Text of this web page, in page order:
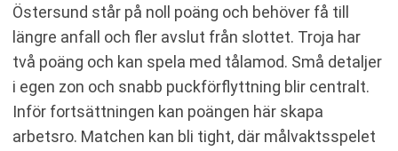
Östersund står på noll poäng och behöver få till
längre anfall och fler avslut från slottet. Troja har
två poäng och kan spela med tålamod. Små detaljer
i egen zon och snabb puckförflyttning blir centralt.
Inför fortsättningen kan poängen här skapa
arbetsro. Matchen kan bli tight, där målvaktsspelet